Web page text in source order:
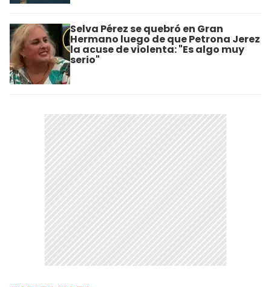
Selva Pérez se quebró en Gran
Hermano luego de que Petrona Jerez
la acuse de violenta: "Es algo muy
serio"